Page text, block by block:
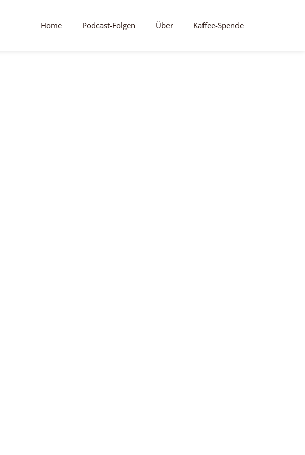
Home Podcast-Folgen Über Kaffee-Spende